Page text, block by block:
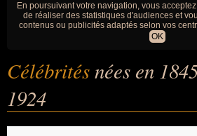
En poursuivant votre navigation, vous
de réaliser des statistiques d'audiences et
contenus ou publicités adaptés selon vos
OK
Célébritésnées en
1924